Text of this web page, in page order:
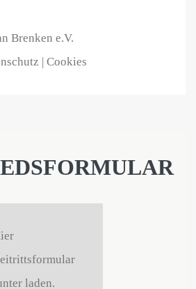
Brenken e.V.
| Cookies
laden.